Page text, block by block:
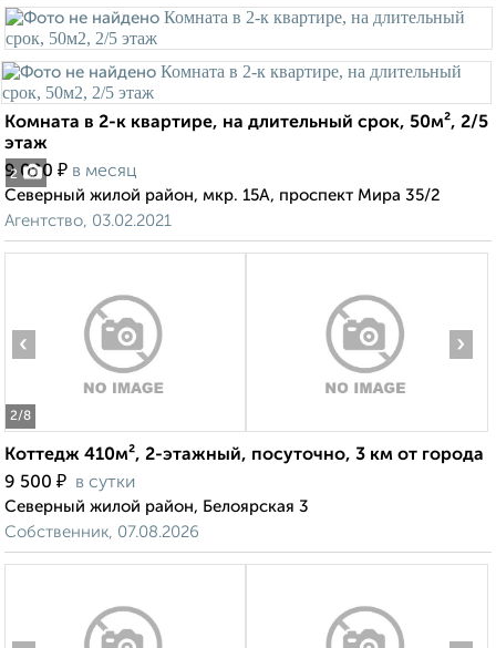
2
Комната в 2-к квартире, на длительный срок, 50м², 2/5
этаж
9 000 ₽ в месяц
Северный жилой район, мкр. 15А, проспект Мира 35/2
Агентство, 03.02.2021
2/8
‹ ›
Коттедж 410м², 2-этажный, посуточно, 3 км от города
9 500 ₽ в сутки
Северный жилой район, Белоярская 3
Собственник, 07.08.2026